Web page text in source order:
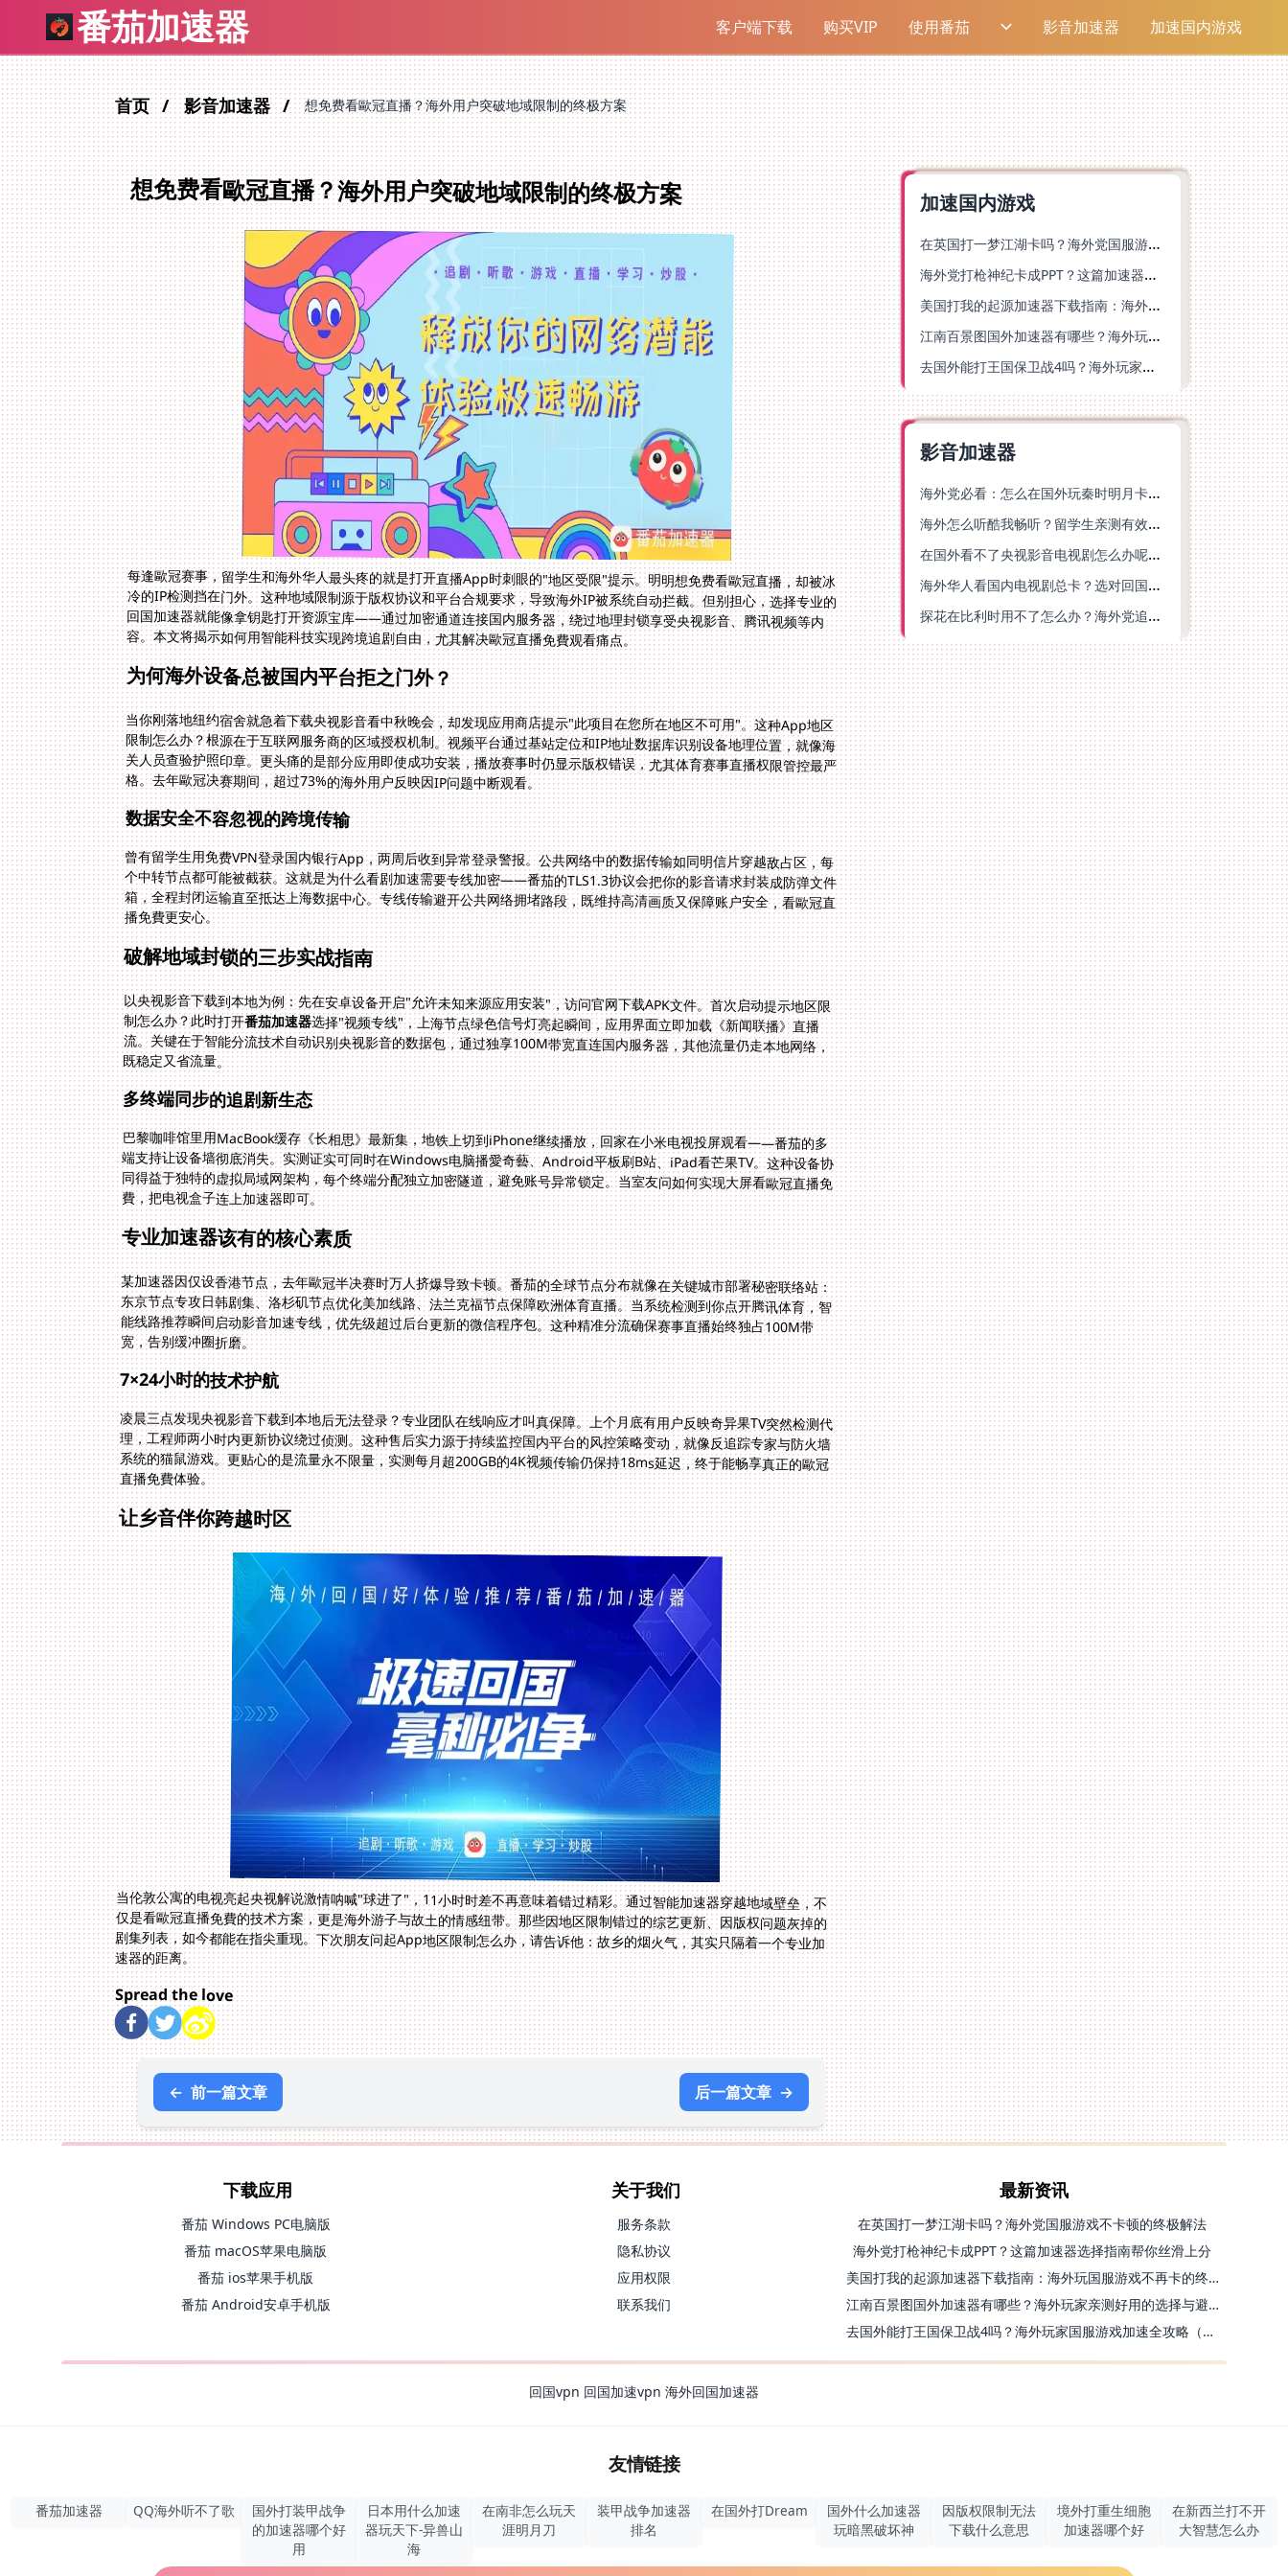
番茄加速器 客户端下载 购买VIP 使用番茄 影音加速器 加速国内游戏
首页 影音加速器 想免费看歐冠直播？海外用户突破地域限制的终极方案
想免费看歐冠直播？海外用户突破地域限制的终极方案
每逢歐冠赛事，留学生和海外华人最头疼的就是打开直播App时刺眼的"地区受限"提示。明明想免费看歐冠直播，却被冰
冷的IP检测挡在门外。这种地域限制源于版权协议和平台合规要求，导致海外IP被系统自动拦截。但别担心，选择专业的
回国加速器就能像拿钥匙打开资源宝库——通过加密通道连接国内服务器，绕过地理封锁享受央视影音、腾讯视频等内
容。本文将揭示如何用智能科技实现跨境追剧自由，尤其解决歐冠直播免費观看痛点。
为何海外设备总被国内平台拒之门外？
当你刚落地纽约宿舍就急着下载央视影音看中秋晚会，却发现应用商店提示"此项目在您所在地区不可用"。这种App地区
限制怎么办？根源在于互联网服务商的区域授权机制。视频平台通过基站定位和IP地址数据库识别设备地理位置，就像海
关人员查验护照印章。更头痛的是部分应用即使成功安装，播放赛事时仍显示版权错误，尤其体育赛事直播权限管控最严
格。去年歐冠决赛期间，超过73%的海外用户反映因IP问题中断观看。
数据安全不容忽视的跨境传输
曾有留学生用免费VPN登录国内银行App，两周后收到异常登录警报。公共网络中的数据传输如同明信片穿越敌占区，每
个中转节点都可能被截获。这就是为什么看剧加速需要专线加密——番茄的TLS1.3协议会把你的影音请求封装成防弹文件
箱，全程封闭运输直至抵达上海数据中心。专线传输避开公共网络拥堵路段，既维持高清画质又保障账户安全，看歐冠直
播免費更安心。
破解地域封锁的三步实战指南
以央视影音下载到本地为例：先在安卓设备开启"允许未知来源应用安装"，访问官网下载APK文件。首次启动提示地区限
制怎么办？此时打开番茄加速器选择"视频专线"，上海节点绿色信号灯亮起瞬间，应用界面立即加载《新闻联播》直播
流。关键在于智能分流技术自动识别央视影音的数据包，通过独享100M带宽直连国内服务器，其他流量仍走本地网络，
既稳定又省流量。
多终端同步的追剧新生态
巴黎咖啡馆里用MacBook缓存《长相思》最新集，地铁上切到iPhone继续播放，回家在小米电视投屏观看——番茄的多
端支持让设备墙彻底消失。实测证实可同时在Windows电脑播愛奇藝、Android平板刷B站、iPad看芒果TV。这种设备协
同得益于独特的虚拟局域网架构，每个终端分配独立加密隧道，避免账号异常锁定。当室友问如何实现大屏看歐冠直播免
費，把电视盒子连上加速器即可。
专业加速器该有的核心素质
某加速器因仅设香港节点，去年歐冠半决赛时万人挤爆导致卡顿。番茄的全球节点分布就像在关键城市部署秘密联络站：
东京节点专攻日韩剧集、洛杉矶节点优化美加线路、法兰克福节点保障欧洲体育直播。当系统检测到你点开腾讯体育，智
能线路推荐瞬间启动影音加速专线，优先级超过后台更新的微信程序包。这种精准分流确保赛事直播始终独占100M带
宽，告别缓冲圈折磨。
7×24小时的技术护航
凌晨三点发现央视影音下载到本地后无法登录？专业团队在线响应才叫真保障。上个月底有用户反映奇异果TV突然检测代
理，工程师两小时内更新协议绕过侦测。这种售后实力源于持续监控国内平台的风控策略变动，就像反追踪专家与防火墙
系统的猫鼠游戏。更贴心的是流量永不限量，实测每月超200GB的4K视频传输仍保持18ms延迟，终于能畅享真正的歐冠
直播免費体验。
让乡音伴你跨越时区
当伦敦公寓的电视亮起央视解说激情呐喊"球进了"，11小时时差不再意味着错过精彩。通过智能加速器穿越地域壁垒，不
仅是看歐冠直播免費的技术方案，更是海外游子与故土的情感纽带。那些因地区限制错过的综艺更新、因版权问题灰掉的
剧集列表，如今都能在指尖重现。下次朋友问起App地区限制怎么办，请告诉他：故乡的烟火气，其实只隔着一个专业加
速器的距离。
Spread the love
← 前一篇文章 后一篇文章 →
加速国内游戏
在英国打一梦江湖卡吗？海外党国服游戏不卡顿的终极解法
海外党打枪神纪卡成PPT？这篇加速器选择指南帮你丝滑上分
美国打我的起源加速器下载指南：海外玩国服游戏不再卡的终极方案
江南百景图国外加速器有哪些？海外玩家亲测好用的选择与避坑指南
去国外能打王国保卫战4吗？海外玩家国服游戏加速全攻略（附公主连结幻想江湖实测）
影音加速器
海外党必看：怎么在国外玩秦时明月卡牌版？附豆瓣EZCast地区限制破解法
海外怎么听酷我畅听？留学生亲测有效的华语内容解锁指南
在国外看不了央视影音电视剧怎么办呢？海外党亲测有效的回国加速方案
海外华人看国内电视剧总卡？选对回国加速器，还能解决菲律宾打不开反诈中心的问题
探花在比利时用不了怎么办？海外党追剧办事全攻略，选对加速器就够了
下载应用
番茄 Windows PC电脑版
番茄 macOS苹果电脑版
番茄 ios苹果手机版
番茄 Android安卓手机版
关于我们
服务条款
隐私协议
应用权限
联系我们
最新资讯
在英国打一梦江湖卡吗？海外党国服游戏不卡顿的终极解法
海外党打枪神纪卡成PPT？这篇加速器选择指南帮你丝滑上分
美国打我的起源加速器下载指南：海外玩国服游戏不再卡的终极方案
江南百景图国外加速器有哪些？海外玩家亲测好用的选择与避坑指南
去国外能打王国保卫战4吗？海外玩家国服游戏加速全攻略（附公主连结幻想江湖实测）
回国vpn 回国加速vpn 海外回国加速器
友情链接
番茄加速器 QQ海外听不了歌
国外打装甲战争
的加速器哪个好
用
日本用什么加速
器玩天下-异兽山
海
在南非怎么玩天
涯明月刀
装甲战争加速器
排名
在国外打Dream
国外什么加速器
玩暗黑破坏神
因版权限制无法
下载什么意思
境外打重生细胞
加速器哪个好
在新西兰打不开
大智慧怎么办